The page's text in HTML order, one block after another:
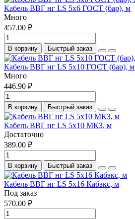
Кабель ВВГ нг LS 5x6 ГОСТ (бар), м
Много
457.00 ₽
В корзину Быстрый заказ
Кабель ВВГ нг LS 5х10 ГОСТ (бар), м
Много
446.90 ₽
В корзину Быстрый заказ
Кабель ВВГ нг LS 5х10 МКЗ, м
Достаточно
389.00 ₽
В корзину Быстрый заказ
Кабель ВВГ нг LS 5х16 Кабэкс, м
Под заказ
570.00 ₽